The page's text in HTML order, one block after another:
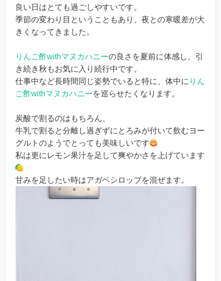
良い日はとても過ごしやすいです。
季節の変わり目ということもあり、夜との寒暖差が大
きくなってきました。
りんご酢withマヌカハニーの良さを夏前に体感し、引
き続き秋もお気に入り続行中です。
仕事中など長時間同じ姿勢でいると特に、体中に りん
ご酢withマヌカハニーを巡らせたくなります。
炭酸で割るのはもちろん、
牛乳で割ると分離し過ぎずにとろみが付いて飲むヨー
グルトのようでとっても美味しいです
私は更にレモン果汁を足して爽やかさを上げています
甘みを足したい時はアガベシロップを混ぜます。